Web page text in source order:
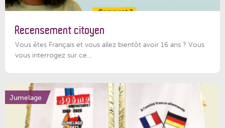
Recensement citoyen
Vous êtes Français et vous allez bientôt avoir 16 ans ? Vous
vous interrogez sur ce...
Jumelage